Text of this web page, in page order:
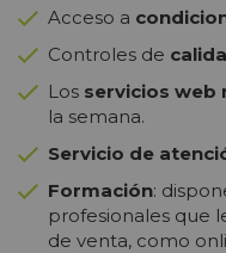
Acceso a
Controles de
Los servicios web
la semana.
Servicio de
Formación:
profesionales que
de venta, como